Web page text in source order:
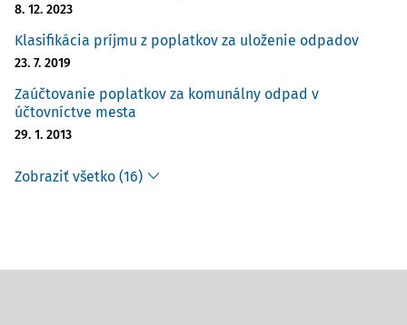
8. 12. 2023
Klasifikácia príjmu z poplatkov za uloženie odpadov
23. 7. 2019
Zaúčtovanie poplatkov za komunálny odpad v
účtovníctve mesta
29. 1. 2013
Zobraziť všetko (16)